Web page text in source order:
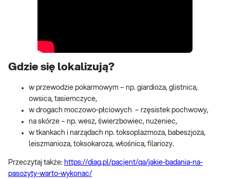
Gdzie się lokalizują?
w przewodzie pokarmowym – np. giardioza, glistnica,
owsica, tasiemczyce,
w drogach moczowo-płciowych – rzęsistek pochwowy,
na skórze – np. wesz, świerzbowiec, nużeniec,
w tkankach i narządach np. toksoplazmoza, babeszjoza,
leiszmanioza, toksokaroza, włośnica, filariozy.
Przeczytaj także: https://diag.pl/pacjent/qa/jakie-badania-na-
pasozyty-warto-wykonac/